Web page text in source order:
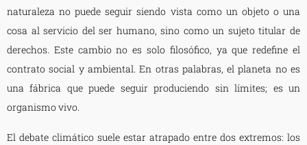
naturaleza no puede seguir siendo vista como un objeto o una
cosa al servicio del ser humano, sino como un sujeto titular de
derechos. Este cambio no es solo filosófico, ya que redefine el
contrato social y ambiental. En otras palabras, el planeta no es
una fábrica que puede seguir produciendo sin límites; es un
organismo vivo.
El debate climático suele estar atrapado entre dos extremos: los